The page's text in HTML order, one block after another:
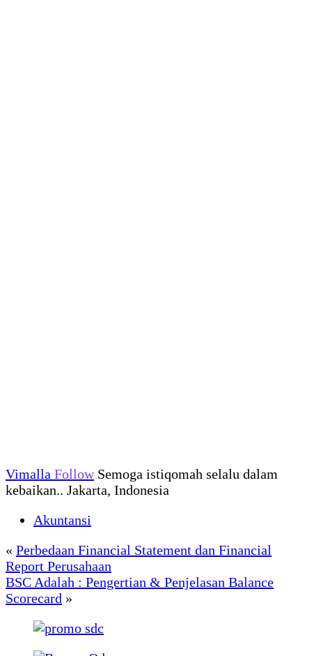
Vimalla Follow Semoga istiqomah selalu dalam
kebaikan.. Jakarta, Indonesia
Akuntansi
« Perbedaan Financial Statement dan Financial
Report Perusahaan
BSC Adalah : Pengertian & Penjelasan Balance
Scorecard »